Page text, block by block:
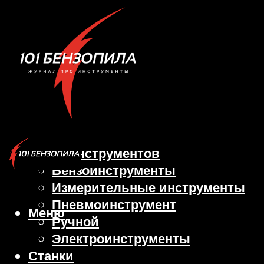
Виды инструментов
Бензоинструменты
Измерительные инструменты
Пневмоинструмент
Ручной
Электроинструменты
Станки
Меню